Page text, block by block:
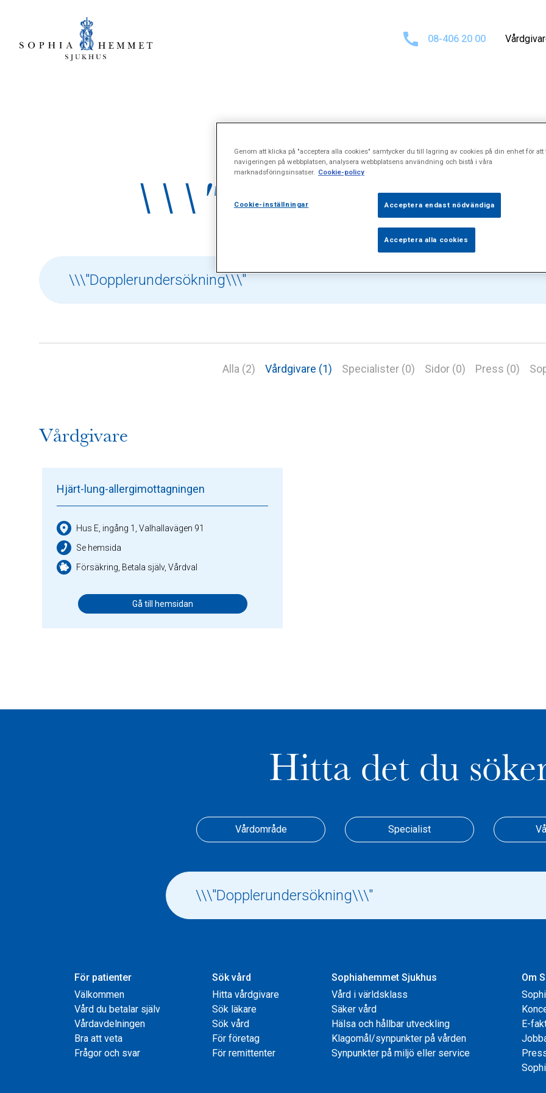
08-406 20 00
Sökresultat för
Alla (2) Vårdgivare (1) Specialister (0) Sidor (0) Press (0)
Vårdgivare
Hjärt-lung-allergimottagningen
Hus E, ingång 1, Valhallavägen 91
Se hemsida
Försäkring, Betala själv, Vårdval
Gå till hemsidan
Hitta det du
Vårdområde Specialist
För patienter
Välkommen
Vård du betalar själv
Vårdavdelningen
Bra att veta
Frågor och svar
Sök vård
Hitta vårdgivare
Sök läkare
Sök vård
För företag
För remittenter
Sophiahemmet Sjukhus
Vård i världsklass
Säker vård
Hälsa och hållbar utveckling
Klagomål/synpunkter på vården
Synpunkter på miljö eller service
Om
E-
Genom att klicka på "acceptera alla cookies" samtycker du till lagring av cookies på din enhet för att
navigeringen på webbplatsen, analysera webbplatsens användning och bistå i våra
marknadsföringsinsatser. Cookie-policy
Cookie-inställningar Acceptera endast nödvändiga
Acceptera alla cookies